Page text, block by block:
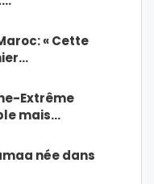
« Cette
Extrême
mais…
née dans